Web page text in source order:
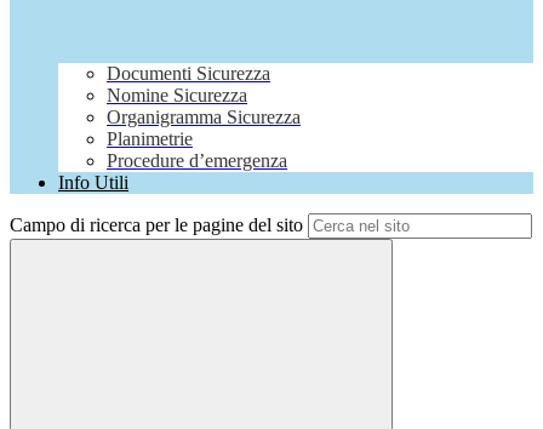
Documenti Sicurezza
Nomine Sicurezza
Organigramma Sicurezza
Planimetrie
Procedure d’emergenza
Info Utili
Campo di ricerca per le pagine del sito